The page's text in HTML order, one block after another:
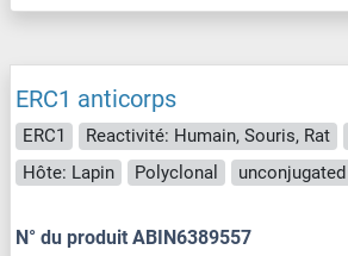
ERC1 anticorps
ERC1 Reactivité: Humain, Souris, Rat
Hôte: Lapin
Polyclonal unconjugated
N° du produit ABIN6389557